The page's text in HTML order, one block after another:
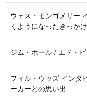
ウェス・モンゴメリー
くようになったきっか
ジム・ホール / エド・
フィル・ウッズ インタ
ーカーとの思い出